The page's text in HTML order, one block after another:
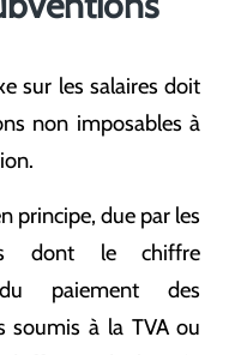
sur les salaires doit
non imposables à
principe, due par les
dont le chiffre
paiement des
soumis à la TVA ou